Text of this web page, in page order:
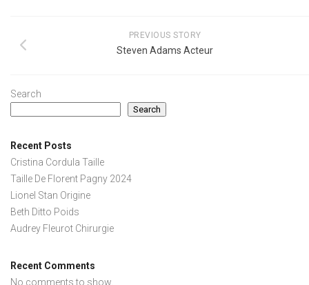
PREVIOUS STORY
Steven Adams Acteur
Search
Search
Recent Posts
Cristina Cordula Taille
Taille De Florent Pagny 2024
Lionel Stan Origine
Beth Ditto Poids
Audrey Fleurot Chirurgie
Recent Comments
No comments to show.